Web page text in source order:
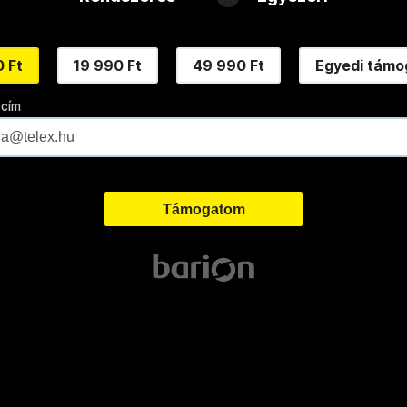
Ft 19 990 Ft 49 990 Ft Egyedi